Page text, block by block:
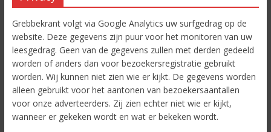
Grebbekrant volgt via Google Analytics uw surfgedrag op de
website. Deze gegevens zijn puur voor het monitoren van uw
leesgedrag. Geen van de gegevens zullen met derden gedeeld
worden of anders dan voor bezoekersregistratie gebruikt
worden. Wij kunnen niet zien wie er kijkt. De gegevens worden
alleen gebruikt voor het aantonen van bezoekersaantallen
voor onze adverteerders. Zij zien echter niet wie er kijkt,
wanneer er gekeken wordt en wat er bekeken wordt.